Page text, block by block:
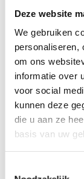
Deze website
We gebruiken
personaliseren,
om ons
informatie over
voor social
kunnen deze
die u aan ze
basis van uw
Mediware
container
100 stuks, 60mm,